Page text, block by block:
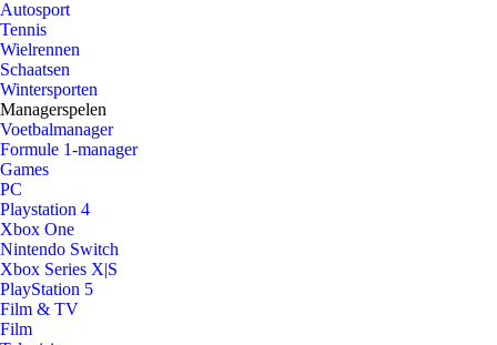
Autosport
Tennis
Wielrennen
Schaatsen
Wintersporten
Managerspelen
Voetbalmanager
Formule 1-manager
Games
PC
Playstation 4
Xbox One
Nintendo Switch
Xbox Series X|S
PlayStation 5
Film & TV
Film